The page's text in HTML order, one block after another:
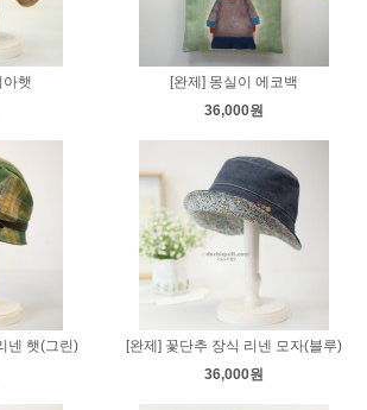
아햇
[완제] 몽실이 에코백
36,000원
넨 햇(그린)
[완제] 꽃단추 장식 리넨 모자(블루)
36,000원